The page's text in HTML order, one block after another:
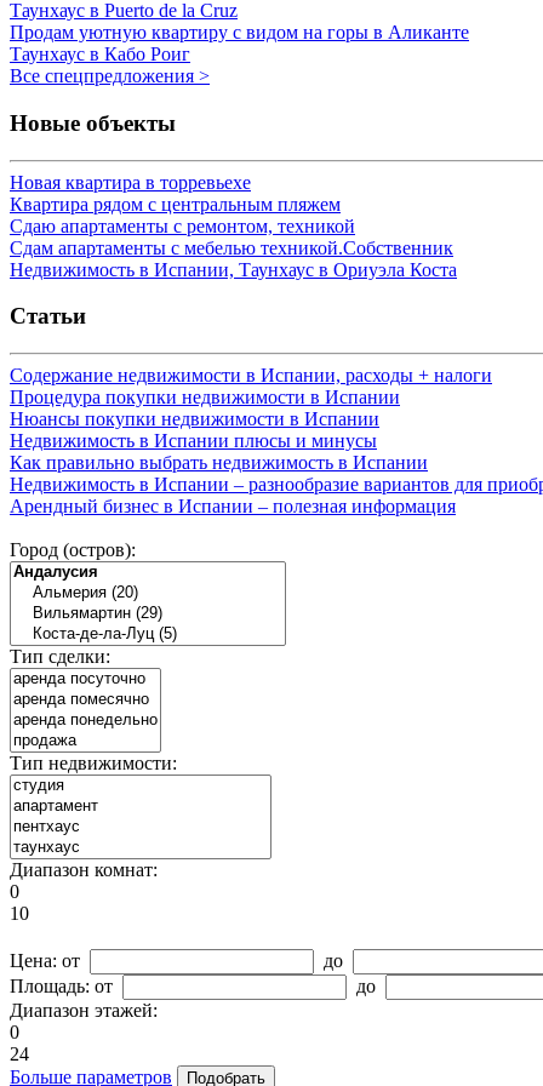
Таунхаус в Puerto de la Cruz
Продам уютную квартиру с видом на горы в Аликанте
Таунхаус в Кабо Роиг
Все спецпредложения >
Новые объекты
Новая квартира в торревьехе
Квартира рядом с центральным пляжем
Сдаю апартаменты с ремонтом, техникой
Сдам апартаменты с мебелью техникой.Собственник
Недвижимость в Испании, Таунхаус в Ориуэла Коста
Статьи
Содержание недвижимости в Испании, расходы + налоги
Процедура покупки недвижимости в Испании
Нюансы покупки недвижимости в Испании
Недвижимость в Испании плюсы и минусы
Как правильно выбрать недвижимость в Испании
Недвижимость в Испании – разнообразие вариантов для
Арендный бизнес в Испании – полезная информация
Город (остров):
Тип сделки:
Тип недвижимости:
Диапазон комнат:
0
10
Цена: от до
Площадь: от
до
Диапазон этажей:
0
24
Больше параметров